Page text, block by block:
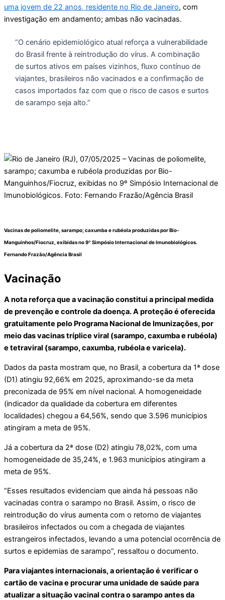
uma jovem de 22 anos, residente no Rio de Janeiro, com
investigação em andamento; ambas não vacinadas.
“O cenário epidemiológico atual reforça a vulnerabilidade
do Brasil frente à reintrodução do vírus. A combinação
de surtos ativos em países vizinhos, fluxo contínuo de
viajantes, brasileiros não vacinados e a confirmação de
casos importados faz com que o risco de casos e surtos
de sarampo seja alto.”
Vacinas de poliomelite, sarampo; caxumba e rubéola produzidas por Bio-
Manguinhos/Fiocruz, exibidas no 9º Simpósio Internacional de Imunobiológicos.
Fernando Frazão/Agência Brasil
Vacinação
A nota reforça que a vacinação constitui a principal medida
de prevenção e controle da doença. A proteção é oferecida
gratuitamente pelo Programa Nacional de Imunizações, por
meio das vacinas tríplice viral (sarampo, caxumba e rubéola)
e tetraviral (sarampo, caxumba, rubéola e varicela).
Dados da pasta mostram que, no Brasil, a cobertura da 1ª dose
(D1) atingiu 92,66% em 2025, aproximando-se da meta
preconizada de 95% em nível nacional. A homogeneidade
(indicador da qualidade da cobertura em diferentes
localidades) chegou a 64,56%, sendo que 3.596 municípios
atingiram a meta de 95%.
Já a cobertura da 2ª dose (D2) atingiu 78,02%, com uma
homogeneidade de 35,24%, e 1.963 municípios atingiram a
meta de 95%.
“Esses resultados evidenciam que ainda há pessoas não
vacinadas contra o sarampo no Brasil. Assim, o risco de
reintrodução do vírus aumenta com o retorno de viajantes
brasileiros infectados ou com a chegada de viajantes
estrangeiros infectados, levando a uma potencial ocorrência de
surtos e epidemias de sarampo”, ressaltou o documento.
Para viajantes internacionais, a orientação é verificar o
cartão de vacina e procurar uma unidade de saúde para
atualizar a situação vacinal contra o sarampo antes da